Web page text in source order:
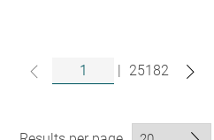
| 25182